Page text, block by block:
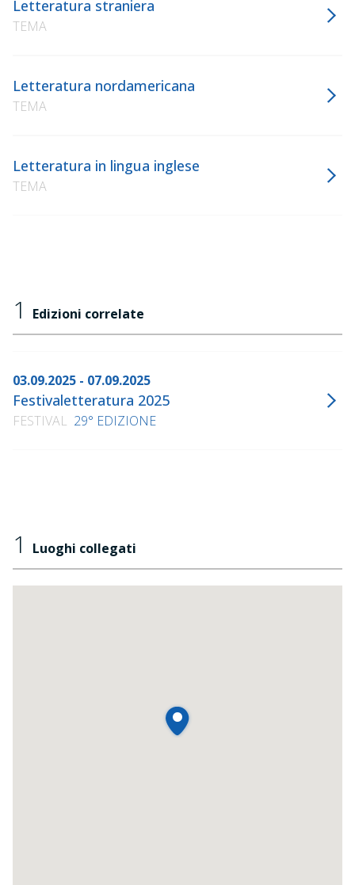
Letteratura straniera
TEMA
Letteratura nordamericana
TEMA
Letteratura in lingua inglese
TEMA
1 Edizioni correlate
03.09.2025 - 07.09.2025
Festivaletteratura 2025
FESTIVAL 29° EDIZIONE
1 Luoghi collegati